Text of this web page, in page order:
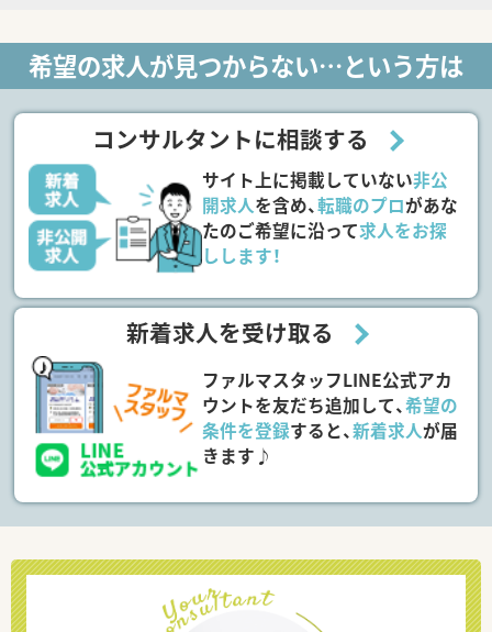
希望の求人が見つからない…という方は
コンサルタントに相談する
サイト上に掲載していない非公
開求人を含め、転職のプロがあな
たのご希望に沿って求人をお探
しします！
新着求人を受け取る
ファルマスタッフLINE公式アカ
ウントを友だち追加して、希望の
条件を登録すると、新着求人が届
きます♪